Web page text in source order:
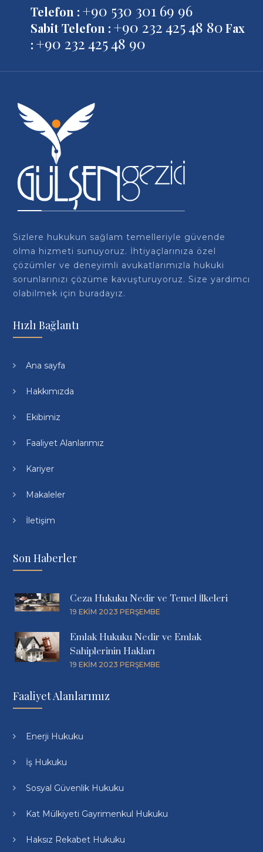
Telefon : +90 530 301 69 96
Sabit Telefon : +90 232 425 48 80Fax
: +90 232 425 48 90
Sizlere hukukun sağlam temelleriyle güvende
olma hizmeti sunuyoruz. İhtiyaçlarınıza özel
çözümler ve deneyimli avukatlarımızla hukuki
sorunlarınızı çözüme kavuşturuyoruz. Size yardımcı
olabilmek için buradayız.
Hızlı Bağlantı
Ana sayfa
Hakkımızda
Ekibimiz
Faaliyet Alanlarımız
Kariyer
Makaleler
İletişim
Son Haberler
Ceza Hukuku Nedir ve Temel İlkeleri
19 EKIM 2023 PERŞEMBE
Emlak Hukuku Nedir ve Emlak
Sahiplerinin Hakları
19 EKIM 2023 PERŞEMBE
Faaliyet Alanlarımız
Enerji Hukuku
İş Hukuku
Sosyal Güvenlik Hukuku
Kat Mülkiyeti Gayrimenkul Hukuku
Haksız Rekabet Hukuku